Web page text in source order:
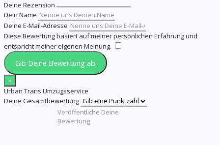
Deine Rezension
Dein Name
Deine E-Mail-Adresse
Diese Bewertung basiert auf meiner persönlichen Erfahrung und
entspricht meiner eigenen Meinung.
Gib Deine Bewertung ab
×
Urban Trans Umzugsservice
Deine Gesamtbewertung